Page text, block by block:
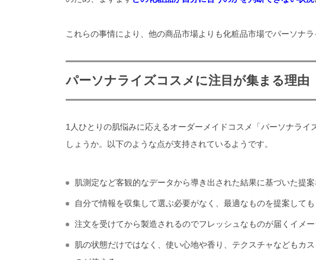
これらの事情により、他の商品市場よりも化粧品市場でパーソナ
パーソナライズコスメに注目が集まる理由
1人ひとりの肌悩みに応えるオーダーメイドコスメ「パーソナラ
しょうか。以下のような点が支持されているようです。
肌測定など客観的なデータから導き出された結果に基づいた提
自分で情報を収集して選ぶ必要がなく、最適なものを提案しても
注文を受けてから製造されるのでフレッシュなものが届くイメー
肌の状態だけではなく、使い心地や香り、テクスチャなどもカ